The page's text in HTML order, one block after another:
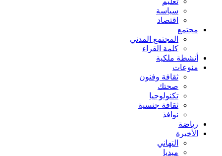
سياسة
اقتصاد
مجتمع
المجتمع المدني
كلمة القراء
أنشطة ملكية
منوعات
ثقافة وفنون
صحتك
تكنولوجيا
ثقافة جنسية
نوافذ
رياضة
الأخيرة
التهاني
ميديا